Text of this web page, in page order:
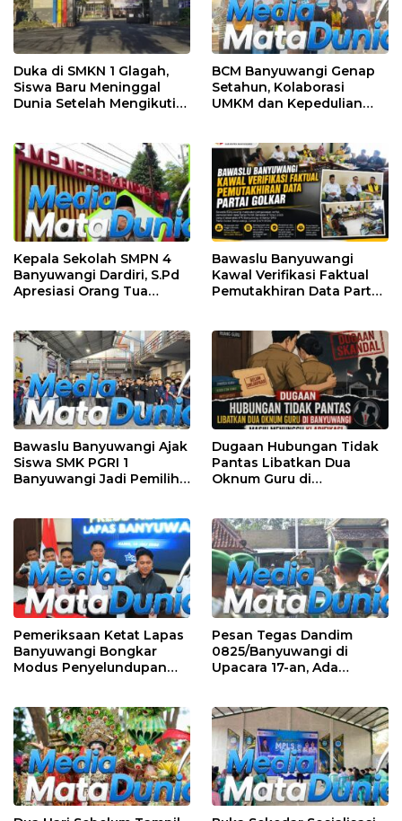
Duka di SMKN 1 Glagah,
Siswa Baru Meninggal
Dunia Setelah Mengikuti
BCM Banyuwangi Genap
Setahun, Kolaborasi
UMKM dan Kepedulian
Kepala Sekolah SMPN 4
Banyuwangi Dardiri, S.Pd
Apresiasi Orang Tua
Depan Gerbang Sekolah
Bawaslu Banyuwangi
Kawal Verifikasi Faktual
Pemutakhiran Data Partai
Bawaslu Banyuwangi Ajak
Siswa SMK PGRI 1
Banyuwangi Jadi Pemilih
Dugaan Hubungan Tidak
Pantas Libatkan Dua
Oknum Guru di
Pemeriksaan Ketat Lapas
Banyuwangi Bongkar
Modus Penyelundupan
Pesan Tegas Dandim
0825/Banyuwangi di
Upacara 17-an, Ada
Prajurit